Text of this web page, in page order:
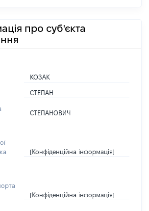
про суб'єкта
КОЗАК
СТЕПАН
СТЕПАНОВИЧ
[Конфіденційна інформація]
[Конфіденційна інформація]